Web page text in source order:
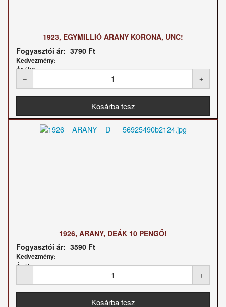
1923, EGYMILLIÓ ARANY KORONA, UNC!
Fogyasztói ár: 3790 Ft
Kedvezmény:
Ár / kg:
1926, ARANY, DEÁK 10 PENGŐ!
Fogyasztói ár: 3590 Ft
Kedvezmény:
Ár / kg: